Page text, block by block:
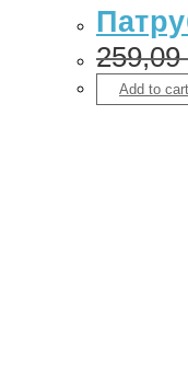
259,09
Add to cart